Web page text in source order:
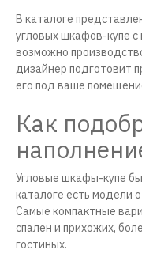
В каталоге
угловых шкафов-купе
возможно
дизайнер подготовит
его под ваше
Как
Угловые шкафы-купе
каталоге есть модели
Самые компактные
спален и прихожих,
гостиных.